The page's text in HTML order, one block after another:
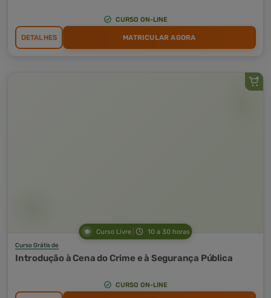
CURSO ON-LINE
DETALHES MATRICULAR AGORA
Curso Livre 10 a 30 horas
Curso Grátis de
Introdução à Cena do Crime e à Segurança Pública
CURSO ON-LINE